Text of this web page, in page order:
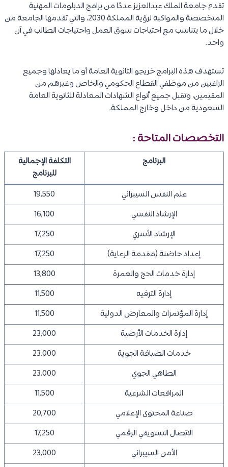
تقدم جامعة الملك عبدالعزيز عددًا من برامج الدبلومات المهنية
المتخصصة والمواكبة لرؤية المملكة 2030، والتي تقدمها الجامعة من
خلال ما يتناسب مع احتياجات سوق العمل واحتياجات الطالب في آن
واحد.
تستهدف هذه البرامج خريجو الثانوية العامة أو ما يعادلها وجميع
الراغبين من موظفي القطاع الحكومي والخاص وغيرهم من
المقيمين، وتقبل جميع أنواع الشهادات المعادلة للثانوية العامة
السعودية من داخل وخارج المملكة.
التخصصات المتاحة :
البرنامج
التكلفة الإجمالية
للبرنامج
علم النفس السيبراني
19,550
الإرشاد النفسي
16,100
الإرشاد الأسري
17,250
إعداد حاضنة (مقدمة الرعاية)
17,250
إدارة خدمات الحج والعمرة
13,800
إدارة الترفيه
11,500
إدارة المؤتمرات والمعارض الدولية
11,500
إدارة الخدمات الأرضية
23,000
خدمات الضيافة الجوية
23,000
الطاهي الجوي
23,000
المرافعات الشرعية
11,500
صناعة المحتوى الإعلامي
20,700
الاتصال التسويقي الرقمي
17,250
الأمن السيبراني
23,000